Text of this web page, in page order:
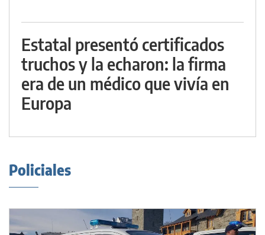
Estatal presentó certificados
truchos y la echaron: la firma
era de un médico que vivía en
Europa
Policiales